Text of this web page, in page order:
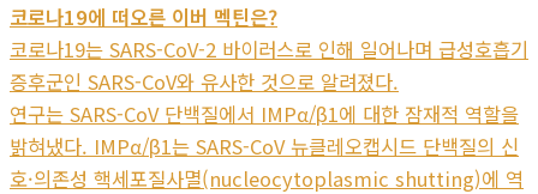
코로나19에 떠오른 이버 멕틴은?
코로나19는 SARS-CoV-2 바이러스로 인해 일어나며 급성호흡기
증후군인 SARS-CoV와 유사한 것으로 알려졌다.
연구는 SARS-CoV 단백질에서 IMPα/β1에 대한 잠재적 역할을
밝혀냈다. IMPα/β1는 SARS-CoV 뉴클레오캡시드 단백질의 신
호·의존성 핵세포질사멸(nucleocytoplasmic shutting)에 역